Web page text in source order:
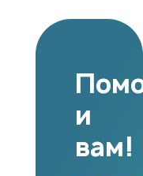
и
вам!